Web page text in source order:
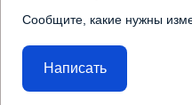
Сообщите, какие нужны
Написать